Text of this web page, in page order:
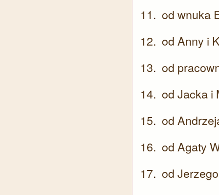
od wnuka
od Anny i
od
od Jacka i
od
od Agaty
od